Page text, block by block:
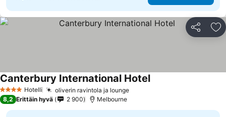
Jaa
4 Tähtiluokitus
Hotelli oliverin ravintola ja lounge
Canterbury International Hotel
8,2 Erittäin hyvä 2 900 Melbourne